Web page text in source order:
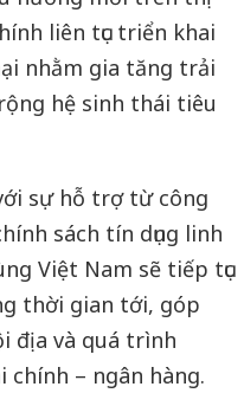
liên tục triển khai
nhằm gia tăng trải
hệ sinh thái tiêu
sự hỗ trợ từ công
sách tín dụng linh
Việt Nam sẽ tiếp tục
thời gian tới, góp
địa và quá trình
chính – ngân hàng.